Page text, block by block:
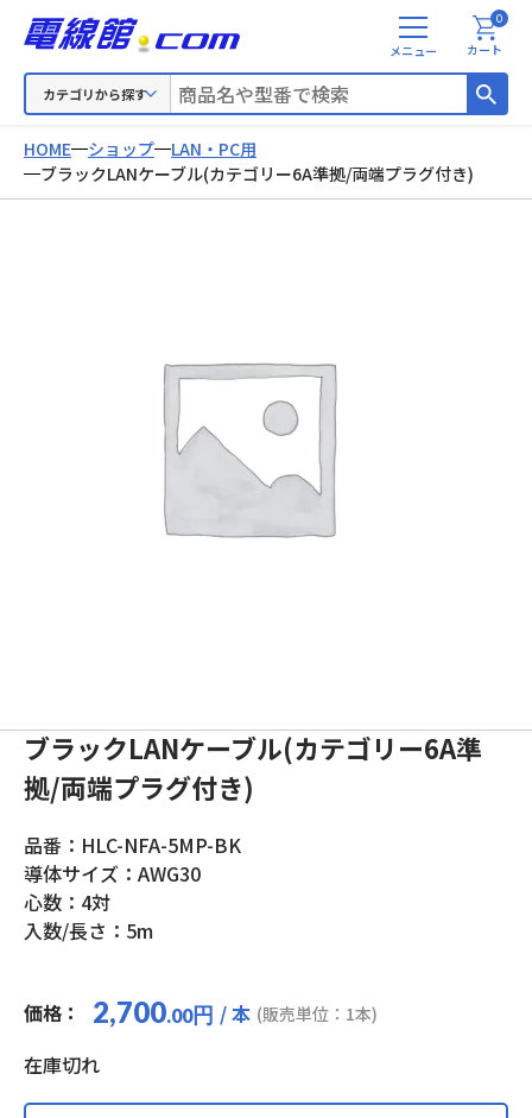
カテゴリから探す
メ
ニ
カート
0
HOME ショップ
LAN・PC用
ブラックLANケーブル(カテゴリー6A準拠/両端プラグ付き)
ブラックLANケーブル(カテゴリー6A準
拠/両端プラグ付き)
品番：HLC-NFA-5MP-BK
導体サイズ：AWG30
心数：4対
入数/長さ：5m
価格： 2,700.00円 / 本 (販売単位：1本)
在庫切れ